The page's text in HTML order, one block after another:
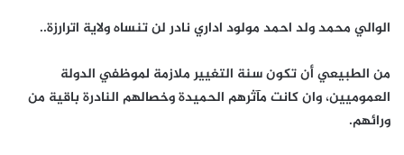
الوالي محمد ولد احمد مولود اداري نادر لن تنساه ولاية اترارزة..
من الطبيعي أن تكون سنة التغيير ملازمة لموظفي الدولة
العموميين، وان كانت مآثرهم الحميدة وخصالهم النادرة باقية من
ورائهم.